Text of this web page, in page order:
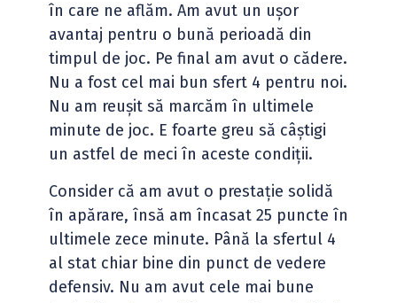
în care ne aflăm. Am avut un ușor
avantaj pentru o bună perioadă din
timpul de joc. Pe final am avut o cădere.
Nu a fost cel mai bun sfert 4 pentru noi.
Nu am reușit să marcăm în ultimele
minute de joc. E foarte greu să câștigi
un astfel de meci în aceste condiții.
Consider că am avut o prestație solidă
în apărare, însă am încasat 25 puncte în
ultimele zece minute. Până la sfertul 4
al stat chiar bine din punct de vedere
defensiv. Nu am avut cele mai bune